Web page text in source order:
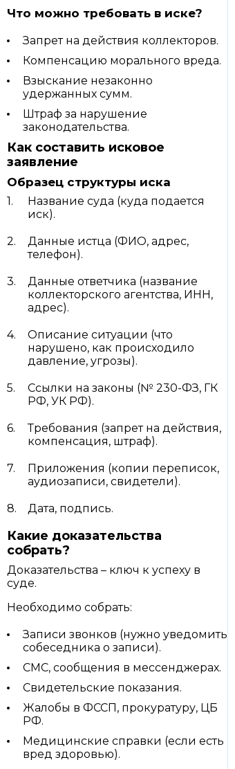
Что можно требовать в иске?
Запрет на действия коллекторов.
Компенсацию морального вреда.
Взыскание незаконно
удержанных сумм.
Штраф за нарушение
законодательства.
Как составить исковое
заявление
Образец структуры иска
Название суда (куда подается
иск).
Данные истца (ФИО, адрес,
телефон).
Данные ответчика (название
коллекторского агентства, ИНН,
адрес).
Описание ситуации (что
нарушено, как происходило
давление, угрозы).
Ссылки на законы (№ 230-ФЗ, ГК
РФ, УК РФ).
Требования (запрет на действия,
компенсация, штраф).
Приложения (копии переписок,
аудиозаписи, свидетели).
Дата, подпись.
Какие доказательства
собрать?
Доказательства – ключ к успеху в
суде.
Необходимо собрать:
Записи звонков (нужно уведомить
собеседника о записи).
СМС, сообщения в мессенджерах.
Свидетельские показания.
Жалобы в ФССП, прокуратуру, ЦБ
РФ.
Медицинские справки (если есть
вред здоровью).